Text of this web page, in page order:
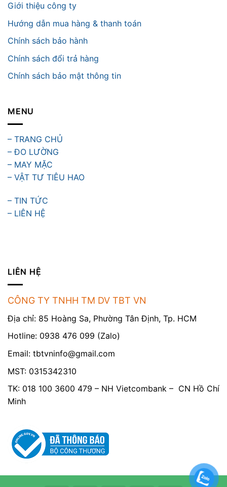
Giới thiệu công ty
Hướng dẫn mua hàng & thanh toán
Chính sách bảo hành
Chính sách đổi trả hàng
Chính sách bảo mật thông tin
MENU
– TRANG CHỦ
– ĐO LƯỜNG
– MAY MẶC
– VẬT TƯ TIÊU HAO
– TIN TỨC
– LIÊN HỆ
LIÊN HỆ
CÔNG TY TNHH TM DV TBT VN
Địa chỉ: 85 Hoàng Sa, Phường Tân Định, Tp. HCM
Hotline: 0938 476 099 (Zalo)
Email: tbtvninfo@gmail.com
MST: 0315342310
TK: 018 100 3600 479 – NH Vietcombank – CN Hồ Chí
Minh